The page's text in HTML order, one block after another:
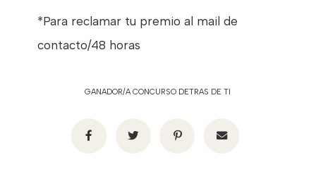
*Para reclamar tu premio al mail de
contacto/48 horas
GANADOR/A CONCURSO DETRAS DE TI